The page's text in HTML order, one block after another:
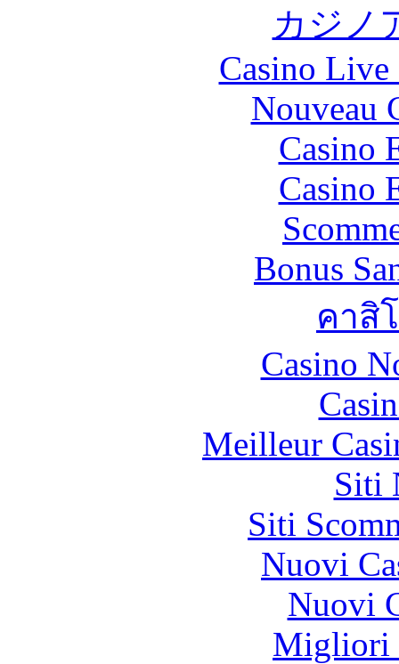
カジノ
Casino Live
Nouveau
Casino
Casino
Bonus
คาสิ
Casino
Meilleur
Siti
Siti
Nuovi
Nuovi
Migliori